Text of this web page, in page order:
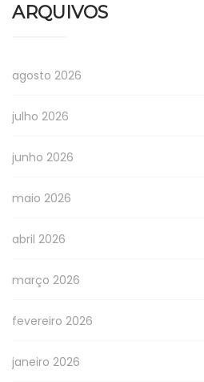
ARQUIVOS
agosto 2026
julho 2026
junho 2026
maio 2026
abril 2026
março 2026
fevereiro 2026
janeiro 2026